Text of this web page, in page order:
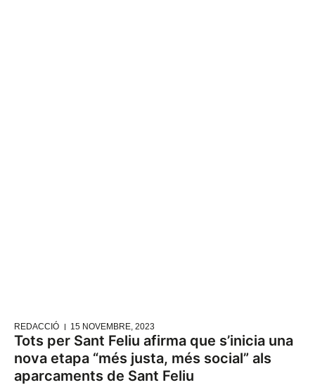
REDACCIÓ 15 NOVEMBRE, 2023
Tots per Sant Feliu afirma que s’inicia una
nova etapa “més justa, més social” als
aparcaments de Sant Feliu